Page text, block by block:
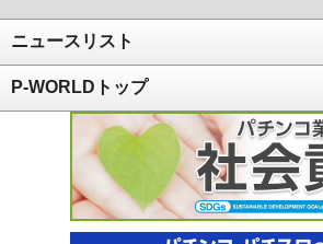
ニュースリスト
P-WORLDトップ